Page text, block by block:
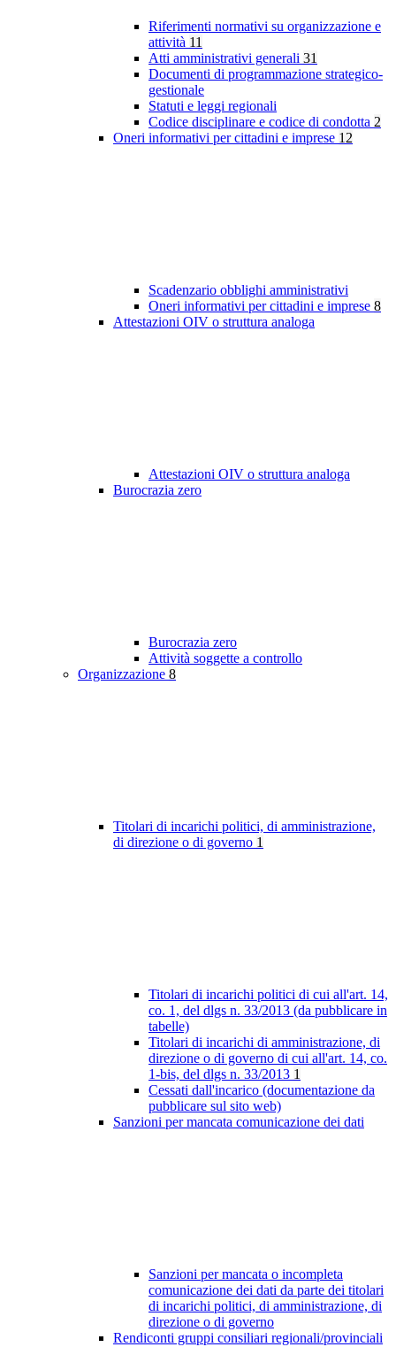
Riferimenti normativi su organizzazione e
attività 11
Atti amministrativi generali 31
Documenti di programmazione strategico-
gestionale
Statuti e leggi regionali
Codice disciplinare e codice di condotta 2
Oneri informativi per cittadini e imprese 12
Scadenzario obblighi amministrativi
Oneri informativi per cittadini e imprese 8
Attestazioni OIV o struttura analoga
Attestazioni OIV o struttura analoga
Burocrazia zero
Burocrazia zero
Attività soggette a controllo
Organizzazione 8
Titolari di incarichi politici, di amministrazione,
di direzione o di governo 1
Titolari di incarichi politici di cui all'art. 14,
co. 1, del dlgs n. 33/2013 (da pubblicare in
tabelle)
Titolari di incarichi di amministrazione, di
direzione o di governo di cui all'art. 14, co.
1-bis, del dlgs n. 33/2013 1
Cessati dall'incarico (documentazione da
pubblicare sul sito web)
Sanzioni per mancata comunicazione dei dati
Sanzioni per mancata o incompleta
comunicazione dei dati da parte dei titolari
di incarichi politici, di amministrazione, di
direzione o di governo
Rendiconti gruppi consiliari regionali/provinciali